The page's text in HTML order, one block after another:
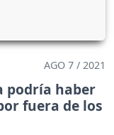
AGO 7 / 2021
podría haber
fuera de los